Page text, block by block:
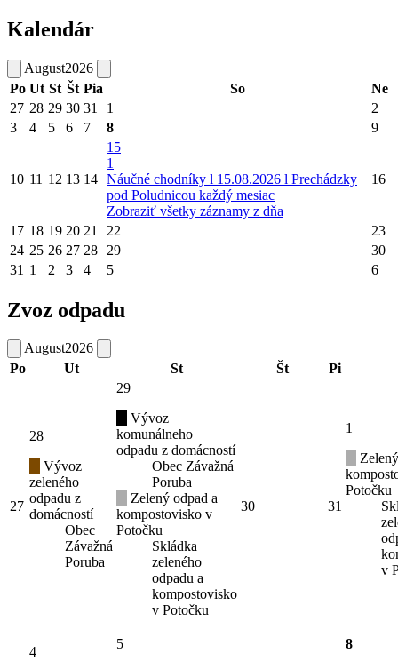
Kalendár
August2026
Po Ut St Št Pia So
Ne
27 28 29 30 31 1
2
3
4 5 6 7 8 9
10 11 12 13 14
15
1
Náučné chodníky l 15.08.2026 l Prechádzky
pod Poludnicou každý mesiac
Zobraziť všetky záznamy z dňa
16
17 18 19 20 21 22
23
24 25 26 27 28 29
30
31 1 2 3 4 5 6
Zvoz odpadu
August2026
Po
Ut St Št Pi
27
28
Vývoz
zeleného
odpadu z
domácností
Obec
Závažná
Poruba
29
Vývoz
komunálneho
odpadu z domácností
Obec Závažná
Poruba
Zelený odpad a
kompostovisko v
Potočku
Skládka
zeleného
odpadu a
kompostovisko
v Potočku
30 31
1
Potočku
v
4
5
8